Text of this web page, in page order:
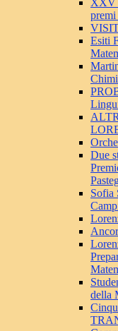
XXV
premi
Esiti
Due
Sofia
della